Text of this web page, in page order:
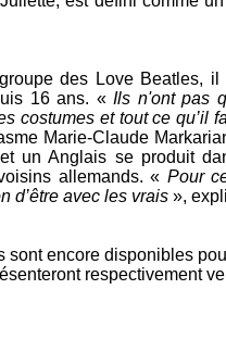
des Love Beatles,
16 ans. «Ils n'ontpas
costumes et tout ce qu’il
Marie-Claude
un Anglais se produit
allemands. « Pour
d’être avec les vrais »,
sont encore disponibles
respectivement